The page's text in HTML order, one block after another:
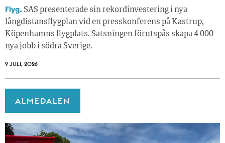
Flyg.SAS presenterade sin rekordinvestering i nya
långdistansflygplan vid en presskonferens på Kastrup,
Köpenhamns flygplats. Satsningen förutspås skapa 4 000
nya jobb i södra Sverige.
9 JULI, 2026
ALMEDALEN